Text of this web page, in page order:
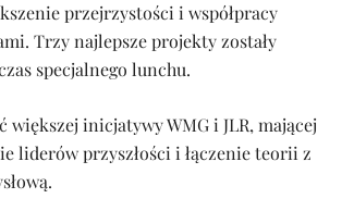
przejrzystości i współpracy
Trzy najlepsze projekty zostały
specjalnego lunchu.
większej inicjatywy WMG i JLR, mającej
liderów przyszłości i łączenie teorii z